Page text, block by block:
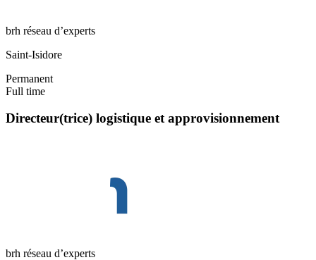
brh réseau d’experts
Saint-Isidore
Permanent
Full time
Directeur(trice) logistique et approvisionnement
brh réseau d’experts